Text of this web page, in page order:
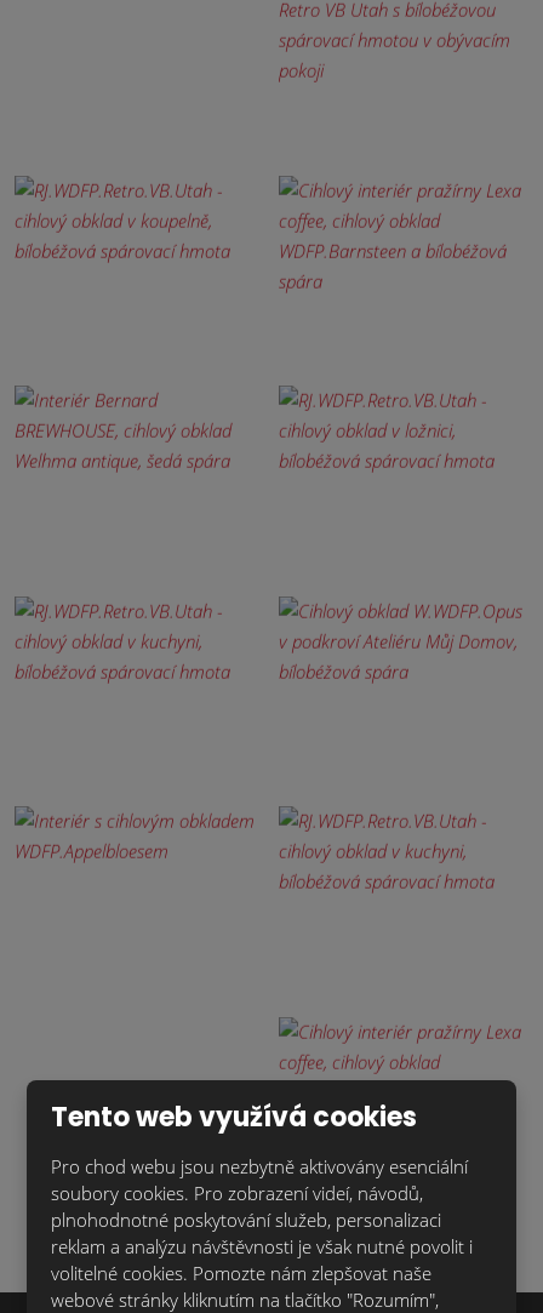
Tento web využívá cookies
Pro chod webu jsou nezbytně aktivovány esenciální
soubory cookies. Pro zobrazení videí, návodů,
plnohodnotné poskytování služeb, personalizaci
reklam a analýzu návštěvnosti je však nutné povolit i
volitelné cookies. Pomozte nám zlepšovat naše
webové stránky kliknutím na tlačítko "Rozumím",